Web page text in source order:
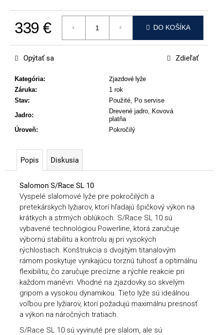
339 €
Jednotková cena:
DO KOŠÍKA
Kategória:
Zjazdové lyže
Záruka:
1 rok
Stav:
Použité, Po servise
Jadro:
Drevené jadro, Kovová
platňa
Úroveň: Pokročilý
Opýtať sa Zdieľať
Popis Diskusia
Salomon S/Race SL 10
Vyspelé slalomové lyže pre pokročilých a
pretekárskych lyžiarov, ktorí hľadajú špičkový výkon na
krátkych a strmých oblúkoch. S/Race SL 10 sú
vybavené technológiou Powerline, ktorá zaručuje
výbornú stabilitu a kontrolu aj pri vysokých
rýchlostiach. Konštrukcia s dvojitým titanalovým
rámom poskytuje vynikajúcu torznú tuhosť a optimálnu
flexibilitu, čo zaručuje precízne a rýchle reakcie pri
každom manévri. Vhodné na zjazdovky so skvelým
gripom a vysokou dynamikou. Tieto lyže sú ideálnou
voľbou pre lyžiarov, ktorí požadujú maximálnu presnosť
a výkon na náročných tratiach.
S/Race SL 10 sú vyvinuté pre slalom, ale sú
e
ATOMIC
REDSTER
J2(SPORT
EDITION)
79